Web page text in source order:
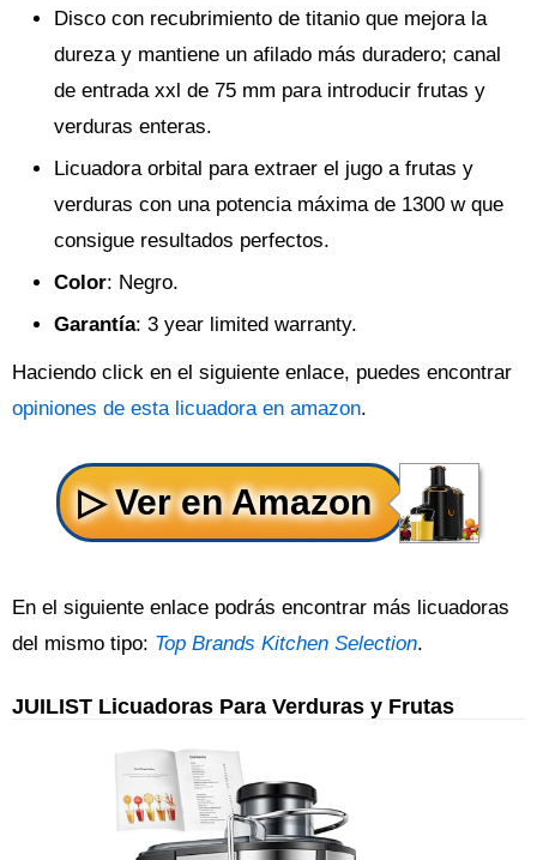
Disco con recubrimiento de titanio que mejora la
dureza y mantiene un afilado más duradero; canal
de entrada xxl de 75 mm para introducir frutas y
verduras enteras.
Licuadora orbital para extraer el jugo a frutas y
verduras con una potencia máxima de 1300 w que
consigue resultados perfectos.
Color: Negro.
Garantía: 3 year limited warranty.
Haciendo click en el siguiente enlace, puedes encontrar
opiniones de esta licuadora en amazon.
En el siguiente enlace podrás encontrar más licuadoras
del mismo tipo: Top Brands Kitchen Selection.
JUILIST Licuadoras Para Verduras y Frutas